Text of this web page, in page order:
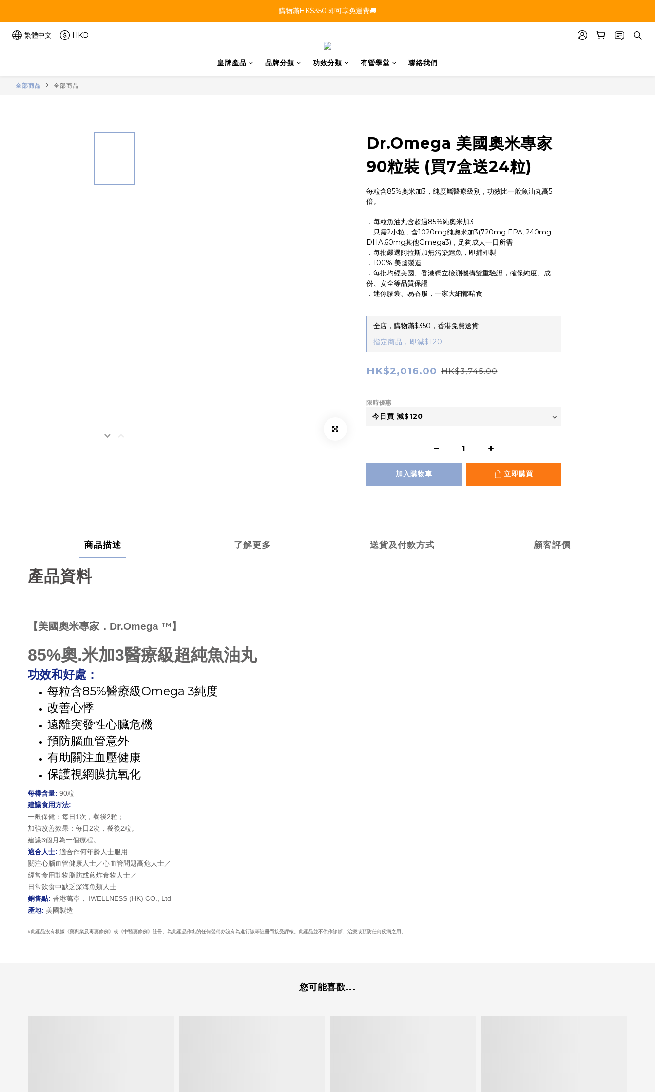
購物滿HK$350 即可享免運費🚚
繁體中文 HKD
皇牌產品 品牌分類 功效分類 有營學堂 聯絡我們
全部商品 全部商品
Dr.Omega 美國奧米專家
90粒裝 (買7盒送24粒)
每粒含85%奧米加3，純度屬醫療級別，功效比一般魚油丸高5
倍。
．每粒魚油丸含超過85%純奧米加3
．只需2小粒，含1020mg純奧米加3(720mg EPA, 240mg
DHA,60mg其他Omega3)，足夠成人一日所需
．每批嚴選阿拉斯加無污染鱈魚，即捕即製
．100% 美國製造
．每批均經美國、香港獨立檢測機構雙重驗證，確保純度、成
份、安全等品質保證
．迷你膠囊、易吞服，一家大細都啱食
全店，購物滿$350，香港免費送貨
指定商品，即減$120
HK$2,016.00 HK$3,745.00
限時優惠
加入購物車 立即購買
商品描述 了解更多 送貨及付款方式 顧客評價
產品資料
【美國奧米專家．Dr.Omega TM 】
85%奧.米加3醫療級超純魚油丸
功效和好處：
每粒含85%醫療級Omega 3純度
改善心悸
遠離突發性心臟危機
預防腦血管意外
有助關注血壓健康
保護視網膜抗氧化
每樽含量: 90粒
建議食用方法:
一般保健：每日1次，餐後2粒；
加強改善效果：每日2次，餐後2粒。
建議3個月為一個療程。
適合人士: 適合作何年齡人士服用
關注心腦血管健康人士／心血管問題高危人士／
經常食用動物脂肪或煎炸食物人士／
日常飲食中缺乏深海魚類人士
銷售點: 香港萬寧， IWELLNESS (HK) CO., Ltd
產地: 美國製造
#此產品沒有根據《藥劑業及毒藥條例》或《中醫藥條例》註冊。為此產品作出的任何聲稱亦沒有為進行該等註冊而接受評核。此產品並不供作診斷、治療或預防任何疾病之用。
您可能喜歡...